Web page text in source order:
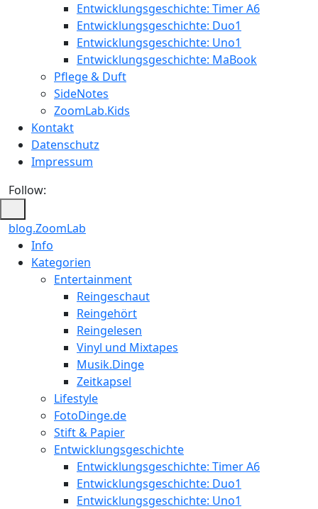
Entwicklungsgeschichte: Timer A6
Entwicklungsgeschichte: Duo1
Entwicklungsgeschichte: Uno1
Entwicklungsgeschichte: MaBook
Pflege & Duft
SideNotes
ZoomLab.Kids
Kontakt
Datenschutz
Impressum
Follow:
blog.ZoomLab
ZoomLab
//
Info
Kategorien
Entertainment
Reingeschaut
Reingehört
Reingelesen
Vinyl und Mixtapes
Musik.Dinge
Zeitkapsel
Lifestyle
FotoDinge.de
Stift & Papier
Entwicklungsgeschichte
Entwicklungsgeschichte: Timer A6
Entwicklungsgeschichte: Duo1
Entwicklungsgeschichte: Uno1